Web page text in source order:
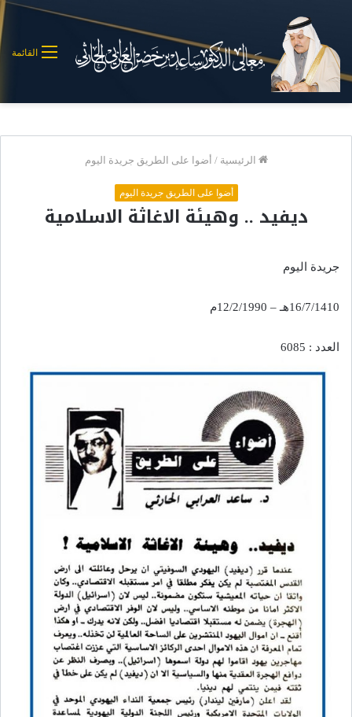
القائمة
الرئيسية / أضوا على الطريق جريدة اليوم
أضوا على الطريق جريدة اليوم
ديفيد .. وهيئة الاغاثة الاسلامية
جريدة اليوم
16/7/1410هـ – 12/2/1990م
العدد : 6085